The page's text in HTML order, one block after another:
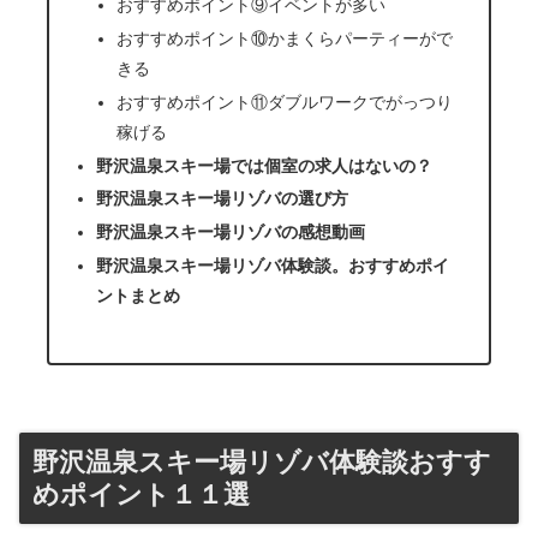
おすすめポイント⑨イベントが多い
おすすめポイント⑩かまくらパーティーがで
きる
おすすめポイント⑪ダブルワークでがっつり
稼げる
野沢温泉スキー場では個室の求人はないの？
野沢温泉スキー場リゾバの選び方
野沢温泉スキー場リゾバの感想動画
野沢温泉スキー場リゾバ体験談。おすすめポイ
ントまとめ
野沢温泉スキー場リゾバ体験談おすす
めポイント１１選